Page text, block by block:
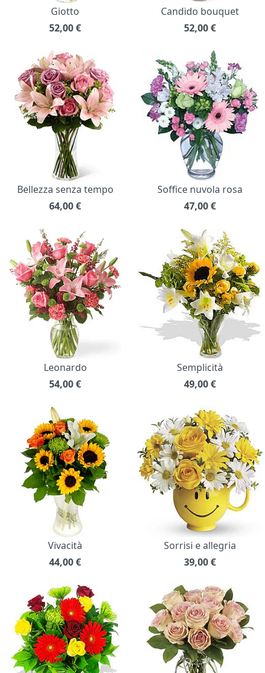
Giotto
52,00€
Candido bouquet
52,00€
Bellezza senza tempo
64,00€
Soffice nuvola rosa
47,00€
Leonardo
54,00€
Semplicità
49,00€
Vivacità
44,00€
Sorrisi e allegria
39,00€